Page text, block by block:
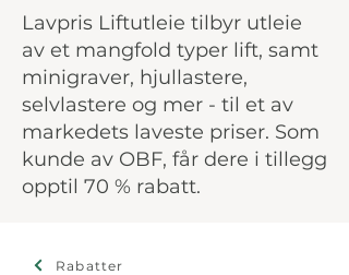
Lavpris Liftutleie tilbyr utleie
av et mangfold typer lift, samt
minigraver, hjullastere,
selvlastere og mer - til et av
markedets laveste priser. Som
kunde av OBF, får dere i tillegg
opptil 70 % rabatt.
Rabatter